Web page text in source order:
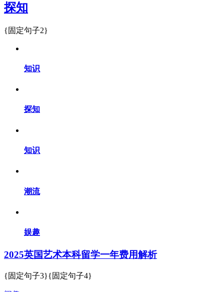
探知
{固定句子2}
知识
探知
知识
潮流
娱趣
2025英国艺术本科留学一年费用解析
{固定句子3}{固定句子4}